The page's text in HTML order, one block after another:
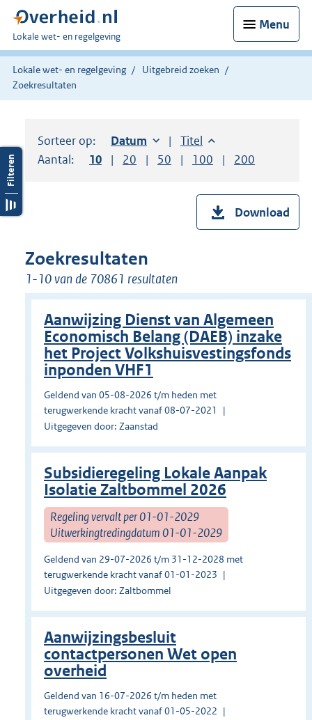
Menu
U
bent
hier:
Lokale wet- en regelgeving
Lokale wet- en regelgeving
Uitgebreid zoeken
Zoekresultaten
Sorteer op: Sorteer op:
Datum oplopendSorteer op:
Titel oplopend
Aantal:
Toon
10 resultaten per pagina
Toon
20 resultaten per pagina
Toon
50 resultaten per pagina
Toon
100 resultaten per
Toon
200
Download
Zoekresultaten
1-10 van de 70861 resultaten
Aanwijzing Dienst van Algemeen
Economisch Belang (DAEB) inzake
het Project Volkshuisvestingsfonds
inponden VHF1
Geldend van 05-08-2026 t/m heden met
terugwerkende kracht vanaf 08-07-2021
Uitgegeven door: Zaanstad
Subsidieregeling Lokale Aanpak
Isolatie Zaltbommel 2026
Regeling vervalt per 01-01-2029
Uitwerkingtredingdatum 01-01-2029
Geldend van 29-07-2026 t/m 31-12-2028 met
terugwerkende kracht vanaf 01-01-2023
Uitgegeven door: Zaltbommel
Aanwijzingsbesluit
contactpersonen Wet open
overheid
Geldend van 16-07-2026 t/m heden met
terugwerkende kracht vanaf 01-05-2022